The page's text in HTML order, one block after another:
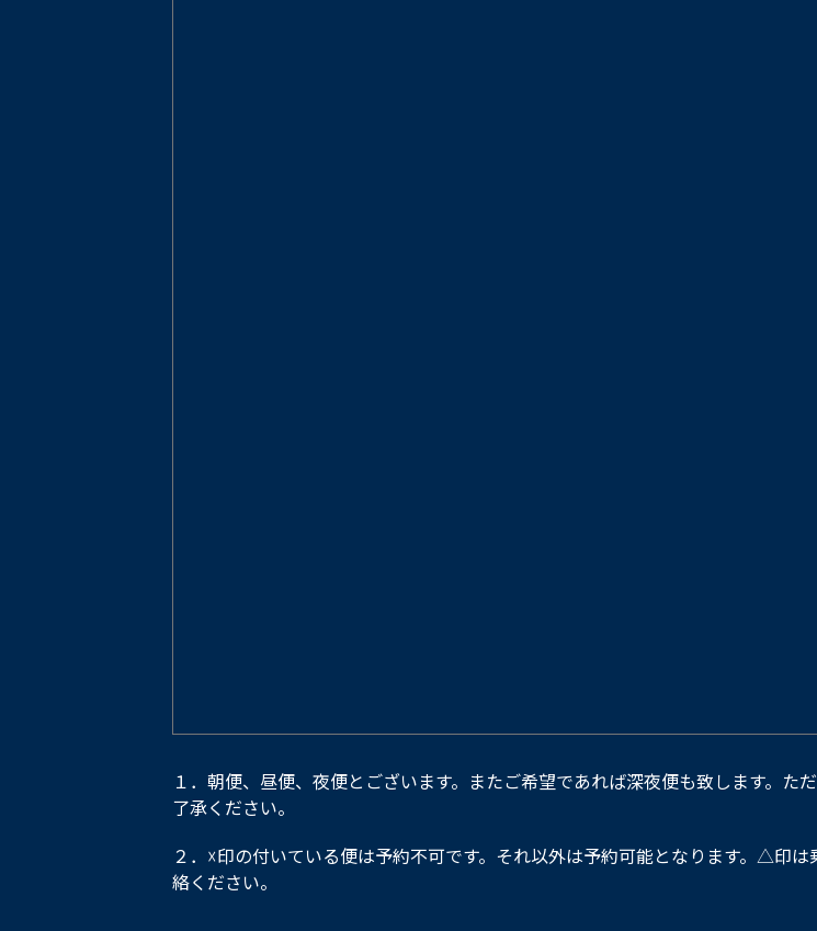
１．朝便、昼便、夜便とございます。またご希望であれば深夜便も致します。
了承ください。
２．☓印の付いている便は予約不可です。それ以外は予約可能となります。△印
絡ください。